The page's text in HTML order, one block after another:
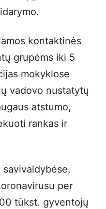
kontaktinės
grupėms iki 5
mokyklose
vadovo nustatytų
atstumo,
rankas ir
per
tūkst. gyventojų